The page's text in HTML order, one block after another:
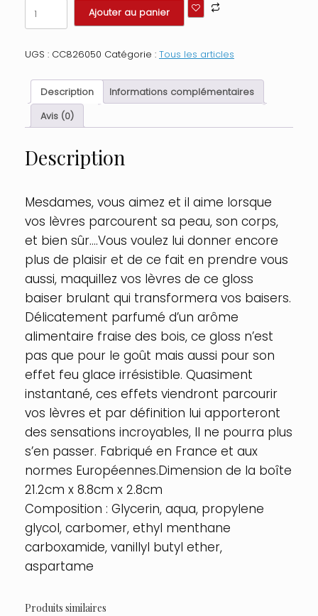
de
Gloss
plaisir
effet
chaud
froid
7ml
:
7
Neutre
Ajouter au panier
UGS : CC826050 Catégorie : Tous les articles
Description
Informations complémentaires
Avis (0)
Description
Mesdames, vous aimez et il aime lorsque
vos lèvres parcourent sa peau, son corps,
et bien sûr….Vous voulez lui donner encore
plus de plaisir et de ce fait en prendre vous
aussi, maquillez vos lèvres de ce gloss
baiser brulant qui transformera vos baisers.
Délicatement parfumé d’un arôme
alimentaire fraise des bois, ce gloss n’est
pas que pour le goût mais aussi pour son
effet feu glace irrésistible. Quasiment
instantané, ces effets viendront parcourir
vos lèvres et par définition lui apporteront
des sensations incroyables, Il ne pourra plus
s’en passer. Fabriqué en France et aux
normes Européennes.Dimension de la boîte
21.2cm x 8.8cm x 2.8cm
Composition : Glycerin, aqua, propylene
glycol, carbomer, ethyl menthane
carboxamide, vanillyl butyl ether,
aspartame
Produits similaires